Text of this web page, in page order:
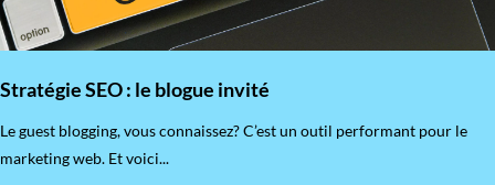
Stratégie SEO : le blogue invité
​Le guest blogging, vous connaissez? C’est un outil performant pour le
marketing web. Et voici...